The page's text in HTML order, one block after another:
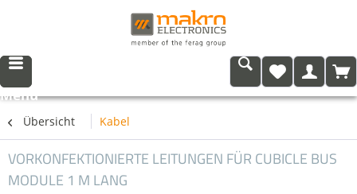
Menü
Übersicht Kabel
VORKONFEKTIONIERTE LEITUNGEN FÜR CUBICLE BUS
MODULE 1 M LANG